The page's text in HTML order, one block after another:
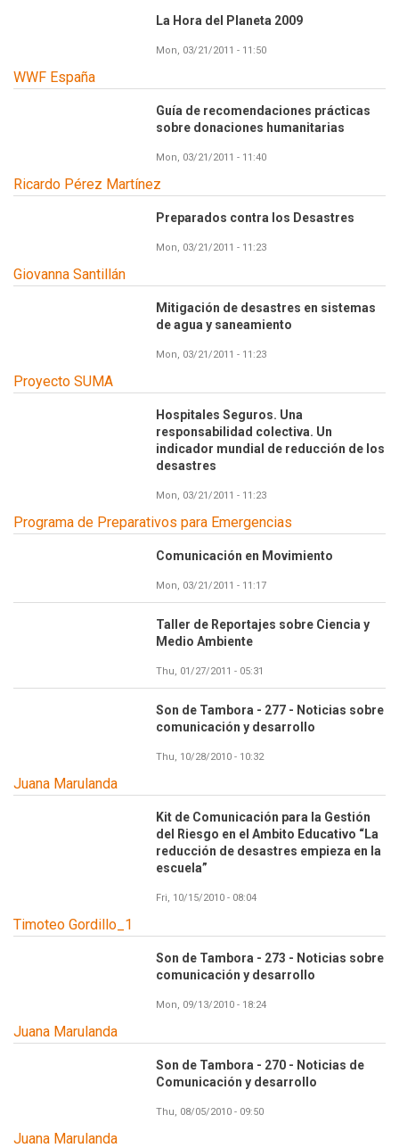
La Hora del Planeta 2009
Mon, 03/21/2011 - 11:50
WWF España
Guía de recomendaciones prácticas
sobre donaciones humanitarias
Mon, 03/21/2011 - 11:40
Ricardo Pérez Martínez
Preparados contra los Desastres
Mon, 03/21/2011 - 11:23
Giovanna Santillán
Mitigación de desastres en sistemas
de agua y saneamiento
Mon, 03/21/2011 - 11:23
Proyecto SUMA
Hospitales Seguros. Una
responsabilidad colectiva. Un
indicador mundial de reducción de los
desastres
Mon, 03/21/2011 - 11:23
Programa de Preparativos para Emergencias
Comunicación en Movimiento
Mon, 03/21/2011 - 11:17
Taller de Reportajes sobre Ciencia y
Medio Ambiente
Thu, 01/27/2011 - 05:31
Son de Tambora - 277 - Noticias sobre
comunicación y desarrollo
Thu, 10/28/2010 - 10:32
Juana Marulanda
Kit de Comunicación para la Gestión
del Riesgo en el Ambito Educativo “La
reducción de desastres empieza en la
escuela”
Fri, 10/15/2010 - 08:04
Timoteo Gordillo_1
Son de Tambora - 273 - Noticias sobre
comunicación y desarrollo
Mon, 09/13/2010 - 18:24
Juana Marulanda
Son de Tambora - 270 - Noticias de
Comunicación y desarrollo
Thu, 08/05/2010 - 09:50
Juana Marulanda